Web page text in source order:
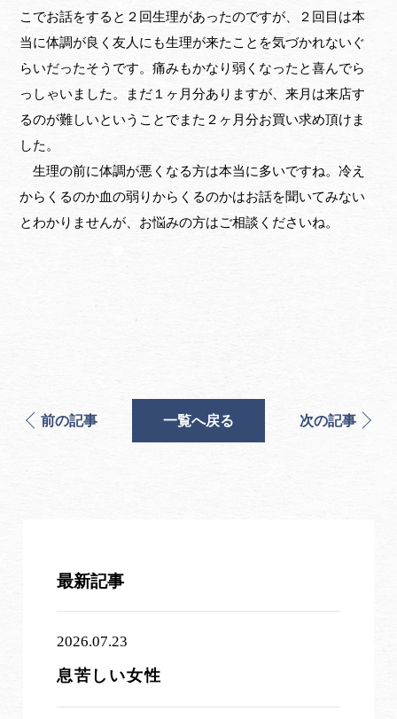
こでお話をすると２回生理があったのですが、２回目は本
当に体調が良く友人にも生理が来たことを気づかれないぐ
らいだったそうです。痛みもかなり弱くなったと喜んでら
っしゃいました。まだ１ヶ月分ありますが、来月は来店す
るのが難しいということでまた２ヶ月分お買い求め頂けま
した。
生理の前に体調が悪くなる方は本当に多いですね。冷え
からくるのか血の弱りからくるのかはお話を聞いてみない
とわかりませんが、お悩みの方はご相談くださいね。
前の記事 一覧へ戻る 次の記事
最新記事
2026.07.23
息苦しい女性